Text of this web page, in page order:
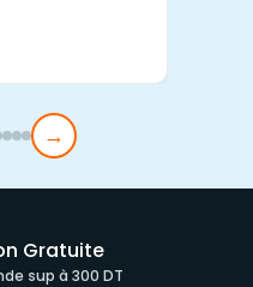
→
Gratuite
sup à 300 DT